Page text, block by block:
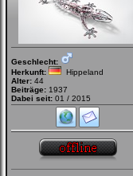
Geschlecht:
Herkunft:
Hippeland
Alter: 44
Beiträge: 1937
Dabei seit: 01 / 2015